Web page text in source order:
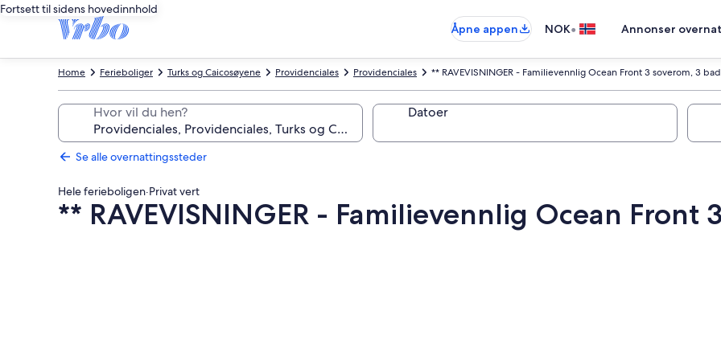
Fortsett til sidens hovedinnhold
Åpne appen
NOK• Annonser
** RAVEVISNINGER - Familievennlig Ocean Front 3 soverom, 3
Providenciales
Providenciales
Turks og Caicosøyene
Ferieboliger
Home
Hvor vil du hen? Datoer
Se alle overnattingssteder
Hele ferieboligen·Privat vert
** RAVEVISNINGER - Familievennlig Ocean Front